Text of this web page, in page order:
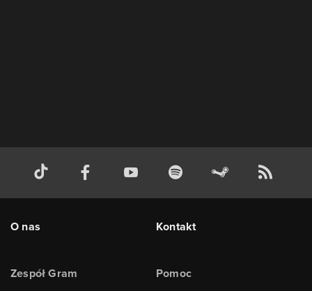
O nas
Zespół Gram
Kontakt
Pomoc